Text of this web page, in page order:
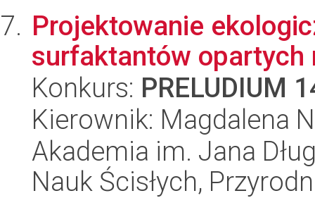
Projektowanie
surfaktantów opartych
Konkurs: PRELUDIUM
Kierownik: Magdalena
Akademia im. Jana
Nauk Ścisłych,